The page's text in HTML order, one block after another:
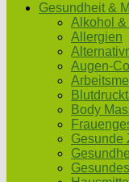
Gesundheit &
Alkohol &
Allergien
Augen-
Body
Gesunde